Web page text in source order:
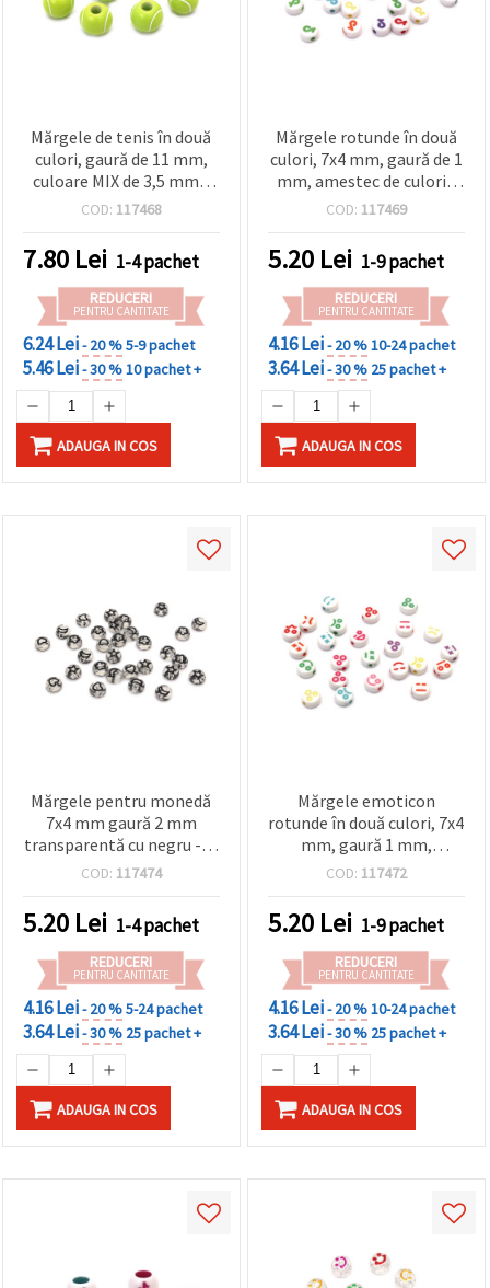
Mărgele de tenis în două
culori, gaură de 11 mm,
culoare MIX de 3,5 mm -
50 grame ~65 bucăți
COD: 117468
7.80 Lei 1-4 pachet
REDUCERI
PENTRU CANTITATE
6.24 Lei- 20 %5-9 pachet
5.46 Lei- 30 %10 pachet +
ADAUGA IN COS
Mărgele rotunde în două
culori, 7x4 mm, gaură de 1
mm, amestec de culori -
20 grame ~140 bucăți
COD: 117469
5.20 Lei 1-9 pachet
REDUCERI
PENTRU CANTITATE
4.16 Lei- 20 %10-24 pachet
3.64 Lei- 30 % 25 pachet +
ADAUGA IN COS
Mărgele pentru monedă
7x4 mm gaură 2 mm
transparentă cu negru -20
grame ~160 bucăți
COD: 117474
5.20 Lei 1-4 pachet
REDUCERI
PENTRU CANTITATE
4.16 Lei- 20 %5-24 pachet
3.64 Lei- 30 % 25 pachet +
ADAUGA IN COS
Mărgele emoticon
rotunde în două culori, 7x4
mm, gaură 1 mm,
amestec de culori - 20
COD: 117472
5.20 Lei 1-9 pachet
REDUCERI
PENTRU CANTITATE
4.16 Lei- 20 %10-24 pachet
3.64 Lei- 30 % 25 pachet +
ADAUGA IN COS